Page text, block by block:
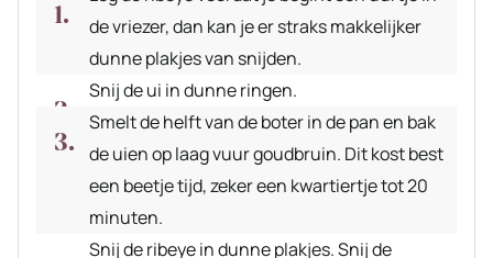
de vriezer, dan kan je er straks makkelijker
dunne plakjes van snijden.
Snij de ui in dunne ringen.
Smelt de helft van de boter in de pan en bak
de uien op laag vuur goudbruin. Dit kost best
een beetje tijd, zeker een kwartiertje tot 20
minuten.
Snij de ribeye in dunne plakjes. Snij de